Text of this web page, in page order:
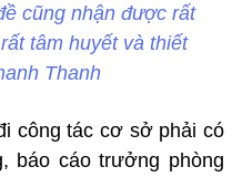
cũng nhận được rất
tâm huyết và thiết
Thanh
công tác cơ sở phải có
báo cáo trưởng phòng